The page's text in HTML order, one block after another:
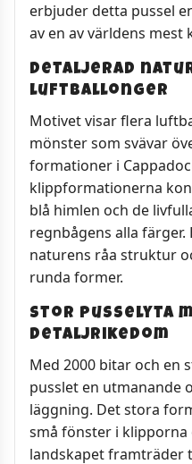
erbjuder detta pussel
av en av världens mest
Detaljerad
luftballonger
Motivet visar flera
mönster som svävar
formationer i
klippformationerna
blå himlen och de
regnbågens alla
naturens råa struktur
runda former.
Stor pusselyta
detaljrikedom
Med 2000 bitar och en
pusslet en utmanande
läggning. Det stora
små fönster i klipporna
landskapet framträder